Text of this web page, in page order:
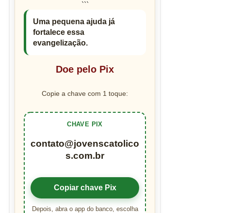
```
Uma pequena ajuda já
fortalece essa
evangelização.
Doe pelo Pix
Copie a chave com 1 toque:
CHAVE PIX
contato@jovenscatolico
s.com.br
Copiar chave Pix
Depois, abra o app do banco, escolha